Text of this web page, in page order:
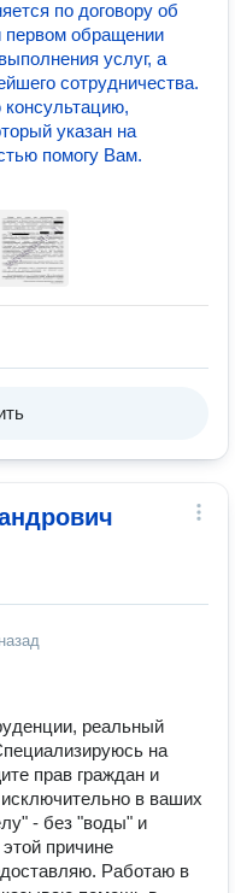
по договору об
первом обращении
услуг, а
сотрудничества.
указан на
помогу Вам.
реальный
на
прав граждан и
в ваших
- без "воды" и
причине
Работаю в